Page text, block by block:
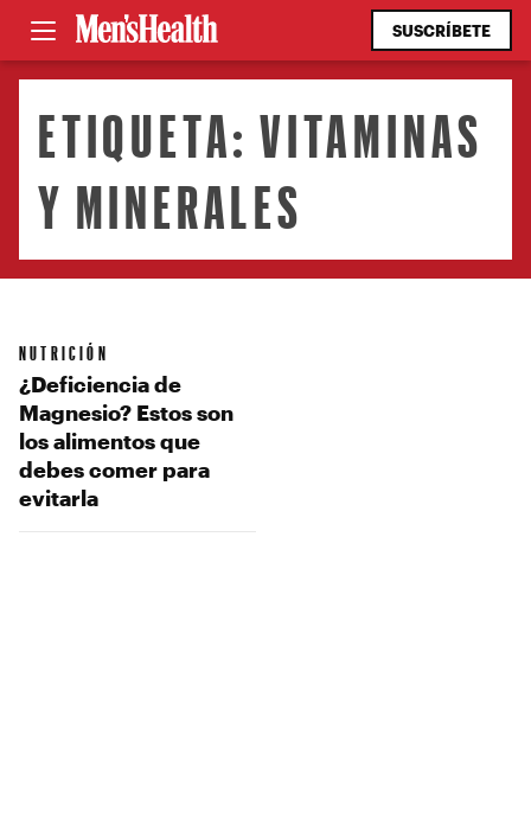
SUSCRÍBETE
ETIQUETA:VITAMINAS
Y MINERALES
NUTRICIÓN
¿Deficiencia de
Magnesio? Estos son
los alimentos que
debes comer para
evitarla